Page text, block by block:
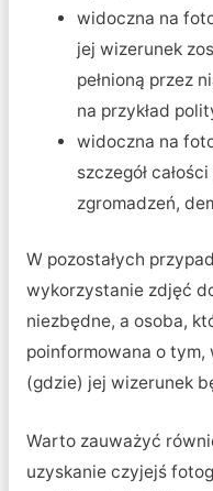
widoczna na
jej wizerunek
pełnioną przez
na przykład
widoczna na
szczegół
zgromadzeń,
W pozostałych
wykorzystanie zdjęć
niezbędne, a osoba,
poinformowana o tym,
(gdzie) jej wizerunek
Warto zauważyć
uzyskanie czyjejś